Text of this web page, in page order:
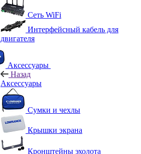
Сеть WiFi
Интерфейсный кабель для
двигателя
Аксессуары
Назад
Аксессуары
Сумки и чехлы
Крышки экрана
Кронштейны эхолота